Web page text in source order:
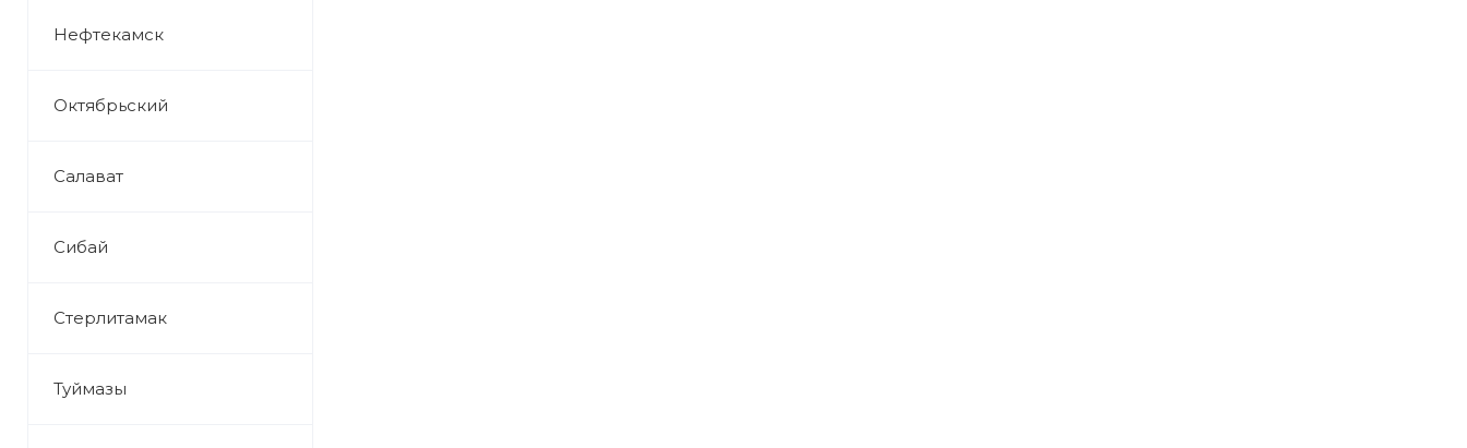
Нефтекамск
Октябрьский
Салават
Сибай
Стерлитамак
Туймазы